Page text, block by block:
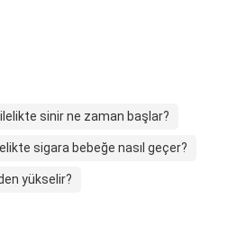
sinir ne zaman başlar?
sigara bebeğe nasıl geçer?
yükselir?